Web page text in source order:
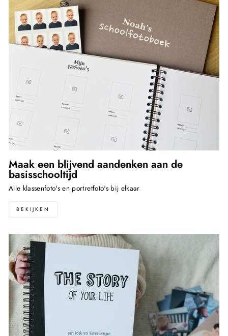
Maak een blijvend aandenken aan de
basisschooltijd
Alle klassenfoto's en portretfoto's bij elkaar
BEKIJKEN